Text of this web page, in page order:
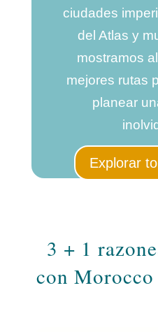
ciudades
del Atlas y
mostramos
mejores rutas
planear
Explorar
3 + 1
con